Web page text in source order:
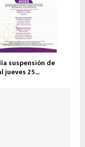
suspensión de
jueves 25...